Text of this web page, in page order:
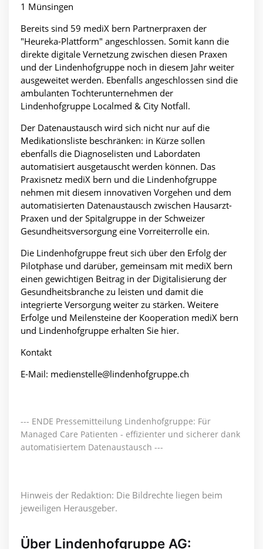
1 Münsingen
Bereits sind 59 mediX bern Partnerpraxen der
"Heureka-Plattform" angeschlossen. Somit kann die
direkte digitale Vernetzung zwischen diesen Praxen
und der Lindenhofgruppe noch in diesem Jahr weiter
ausgeweitet werden. Ebenfalls angeschlossen sind die
ambulanten Tochterunternehmen der
Lindenhofgruppe Localmed & City Notfall.
Der Datenaustausch wird sich nicht nur auf die
Medikationsliste beschränken: in Kürze sollen
ebenfalls die Diagnoselisten und Labordaten
automatisiert ausgetauscht werden können. Das
Praxisnetz mediX bern und die Lindenhofgruppe
nehmen mit diesem innovativen Vorgehen und dem
automatisierten Datenaustausch zwischen Hausarzt-
Praxen und der Spitalgruppe in der Schweizer
Gesundheitsversorgung eine Vorreiterrolle ein.
Die Lindenhofgruppe freut sich über den Erfolg der
Pilotphase und darüber, gemeinsam mit mediX bern
einen gewichtigen Beitrag in der Digitalisierung der
Gesundheitsbranche zu leisten und damit die
integrierte Versorgung weiter zu stärken. Weitere
Erfolge und Meilensteine der Kooperation mediX bern
und Lindenhofgruppe erhalten Sie hier.
Kontakt
E-Mail: medienstelle@lindenhofgruppe.ch
--- ENDE Pressemitteilung Lindenhofgruppe: Für
Managed Care Patienten - effizienter und sicherer dank
automatisiertem Datenaustausch ---
Hinweis der Redaktion: Die Bildrechte liegen beim
jeweiligen Herausgeber.
Über Lindenhofgruppe AG: